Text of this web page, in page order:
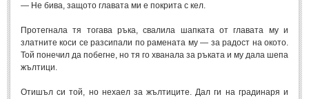
— Не бива, защото главата ми е покрита с кел.
Протегнала тя тогава ръка, свалила шапката от главата му и
златните коси се разсипали по рамената му — за радост на окото.
Той понечил да побегне, но тя го хванала за ръката и му дала шепа
жълтици.
Отишъл си той, но нехаел за жълтиците. Дал ги на градинаря и